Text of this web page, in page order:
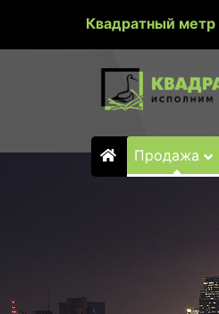
Квадратный метр
Продажа